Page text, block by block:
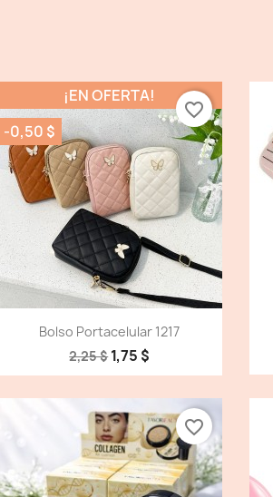
Vista detallada
Bolso Portacelular 1217
2,25 $1,75 $
¡EN OFERTA!
-0,50 $
favorite_border
favorite_border